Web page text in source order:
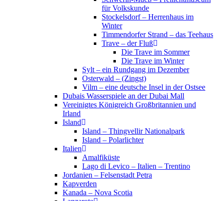
für Volkskunde
Stockelsdorf – Herrenhaus im
Winter
Timmendorfer Strand – das Teehaus
Trave – der Fluß
Die Trave im Sommer
Die Trave im Winter
Sylt – ein Rundgang im Dezember
Osterwald – (Zingst)
Vilm – eine deutsche Insel in der Ostsee
Dubais Wasserspiele an der Dubai Mall
Vereinigtes Königreich Großbritannien und
Irland
Island
Island – Thingvellir Nationalpark
Island – Polarlichter
Italien
Amalfiküste
Lago di Levico – Italien – Trentino
Jordanien – Felsenstadt Petra
Kapverden
Kanada – Nova Scotia